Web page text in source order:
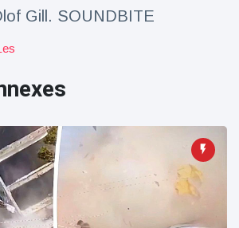
GT
de vueGill. SOUNDBITE